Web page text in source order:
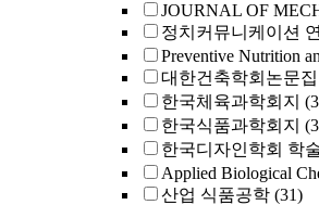
JOURNAL OF
정치커뮤니케이션
Preventive Nutrition
대한건축학회논문집
한국체육과학회지
한국식품과학회지
한국디자인학회 학
Applied Biological
산업 식품공학 (31)